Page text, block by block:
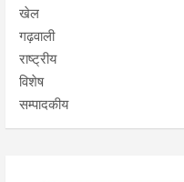
खेल
गढ़वाली
राष्ट्रीय
विशेष
सम्पादकीय